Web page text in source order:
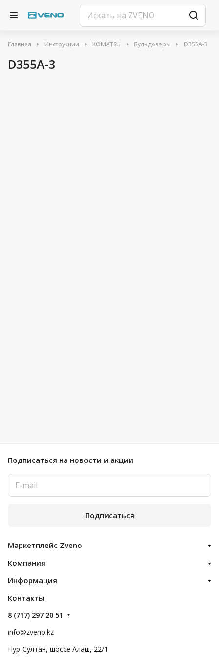
Главная Инструкции KOMATSU Бульдозеры D355A-3
D355A-3
Подписаться на новости и акции
Подписаться
Маркетплейс Zveno
Компания
Информация
Контакты
8 (717) 297 20 51
info@zveno.kz
Нур-Султан, шоссе Алаш, 22/1